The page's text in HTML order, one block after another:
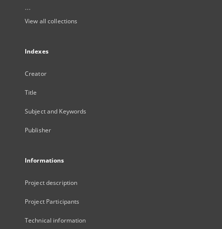
...
View all collections
Indexes
Creator
Title
Subject and Keywords
Publisher
Informations
Project description
Project Participants
Technical information